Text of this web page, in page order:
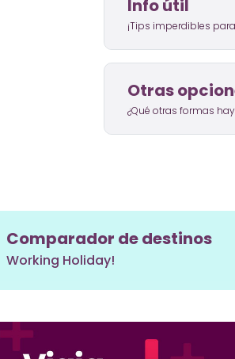
Info útil
¡Tips imperdibles
Otras
¿Qué otras formas
Comparador de destinos
Working Holiday!